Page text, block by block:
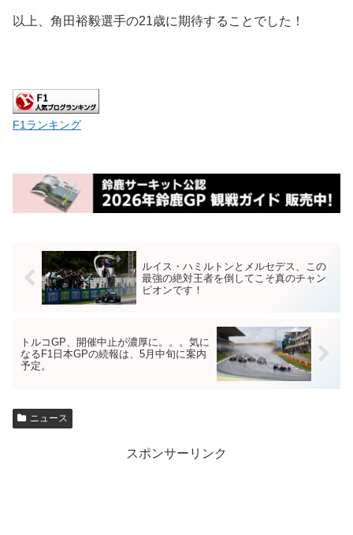
以上、角田裕毅選手の21歳に期待することでした！
F1ランキング
ルイス・ハミルトンとメルセデス、この
最強の絶対王者を倒してこそ真のチャン
ピオンです！
トルコGP、開催中止が濃厚に。。。気に
なるF1日本GPの続報は、5月中旬に案内
予定。
ニュース
スポンサーリンク